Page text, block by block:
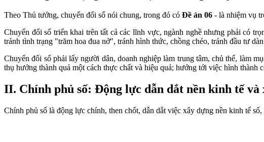
Theo Thủ tướng, chuyển đổi số nói chung, trong đó có Đề án 06 - là nhiệm vụ
Chuyển đổi số triển khai trên tất cả các lĩnh vực, ngành nghề nhưng phải có
tránh tình trạng "trăm hoa đua nở", tránh hình thức, chồng chéo, tránh đầu tư
Chuyển đổi số phải lấy người dân, doanh nghiệp làm trung tâm, chủ thể, làm
thụ hưởng thành quả một cách thực chất và hiệu quả; hướng tới việc hình thành
II. Chính phủ số: Động lực dẫn dắt nền kinh tế và
Chính phủ số là động lực chính, then chốt, dẫn dắt việc xây dựng nền kinh tế